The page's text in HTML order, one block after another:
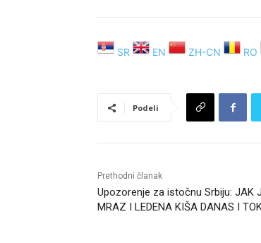
SR EN ZH-CN RO
Podeli
Prethodni članak
Upozorenje za istočnu Srbiju: JAK
MRAZ I LEDENA KIŠA DANAS I